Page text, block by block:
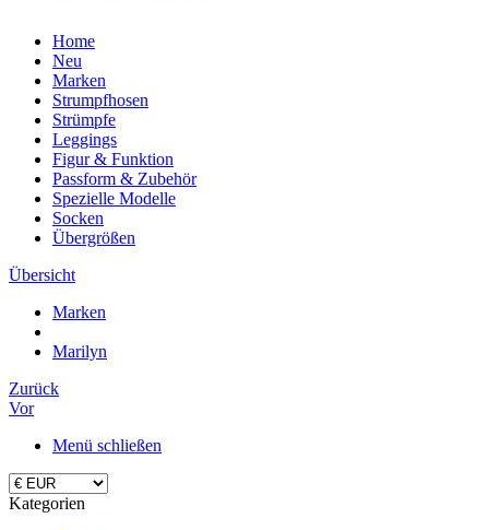
Home
Neu
Marken
Strumpfhosen
Strümpfe
Leggings
Figur & Funktion
Passform & Zubehör
Spezielle Modelle
Socken
Übergrößen
Übersicht
Marken
Marilyn
Zurück
Vor
Menü schließen
Kategorien